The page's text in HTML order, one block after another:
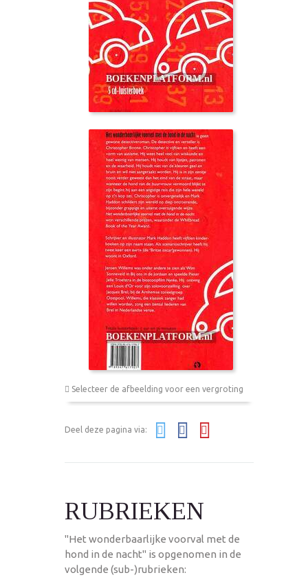
Selecteer de afbeelding voor een vergroting
Deel deze pagina via:
RUBRIEKEN
"Het wonderbaarlijke voorval met de
hond in de nacht" is opgenomen in de
volgende (sub-)rubrieken: